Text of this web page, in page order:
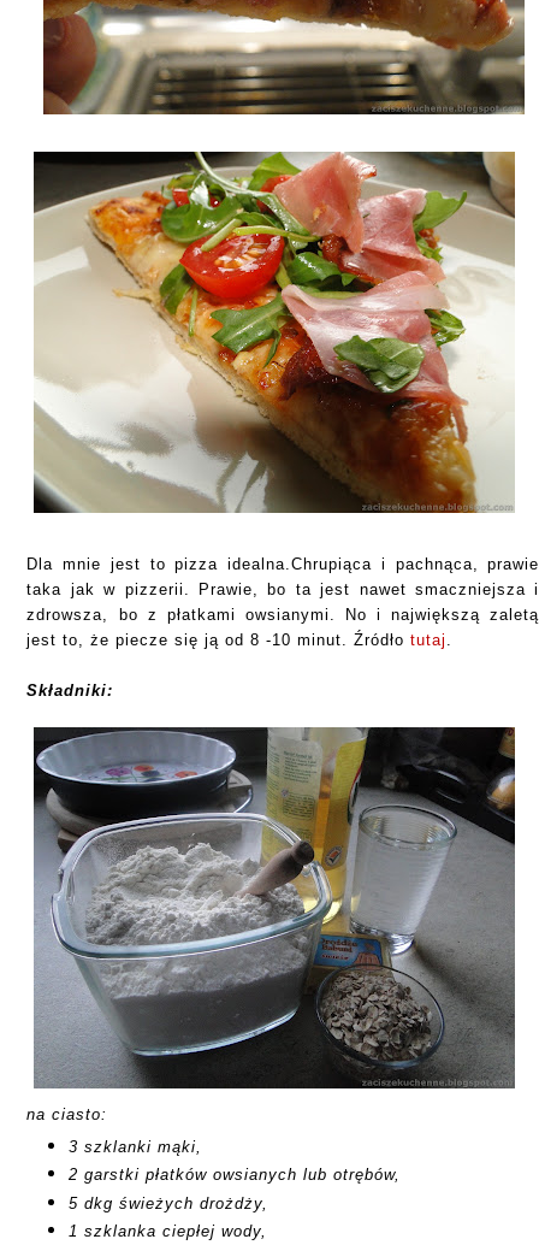
Dla mnie jest to pizza idealna.Chrupiąca i pachnąca, prawie
taka jak w pizzerii. Prawie, bo ta jest nawet smaczniejsza i
zdrowsza, bo z płatkami owsianymi. No i największą zaletą
jest to, że piecze się ją od 8 -10 minut. Źródłotutaj
Składniki:
na ciasto:
3 szklanki mąki,
2 garstki płatków owsianych lub otrębów,
5 dkg świeżych drożdży,
1 szklanka ciepłej wody,